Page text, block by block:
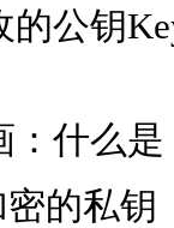
公钥
的私